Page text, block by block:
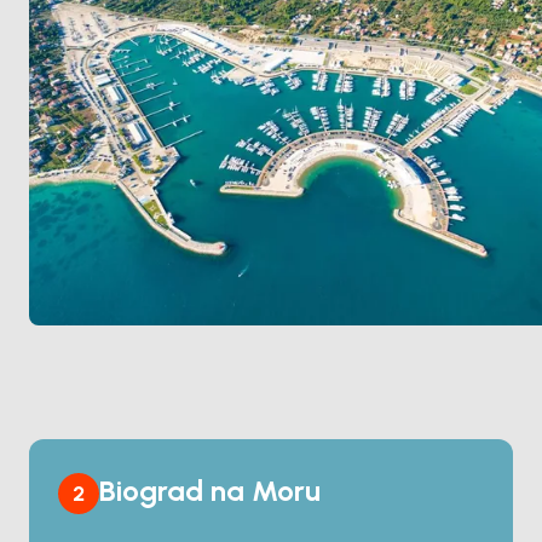
na Moru'dan 2 saat. SezonNisan ile Ekimarası açık.
2 Biograd na Moru